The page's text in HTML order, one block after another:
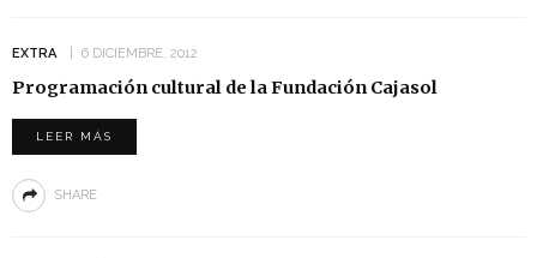
EXTRA 6 DICIEMBRE, 2012
Programación cultural de la Fundación Cajasol
LEER MÁS
SHARE